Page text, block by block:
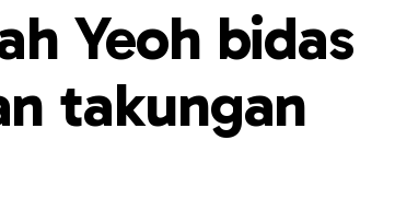
Yeoh bidas
takungan